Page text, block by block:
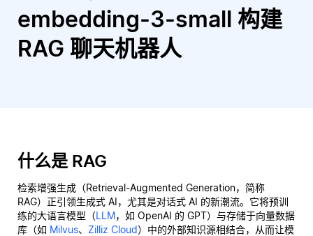
embedding-3-small 构建
RAG 聊天机器人
什么是 RAG
检索增强生成（Retrieval-Augmented Generation，简称
RAG）正引领生成式 AI，尤其是对话式 AI 的新潮流。它将预训
练的大语言模型（LLM，如 OpenAI 的 GPT）与存储于向量数据
库（如 Milvus、 Zilliz Cloud）中的外部知识源相结合，从而让模